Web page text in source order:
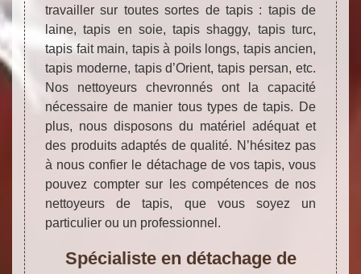
travailler sur toutes sortes de tapis : tapis de
laine, tapis en soie, tapis shaggy, tapis turc,
tapis fait main, tapis à poils longs, tapis ancien,
tapis moderne, tapis d’Orient, tapis persan, etc.
Nos nettoyeurs chevronnés ont la capacité
nécessaire de manier tous types de tapis. De
plus, nous disposons du matériel adéquat et
des produits adaptés de qualité. N’hésitez pas
à nous confier le détachage de vos tapis, vous
pouvez compter sur les compétences de nos
nettoyeurs de tapis, que vous soyez un
particulier ou un professionnel.
Spécialiste en détachage de